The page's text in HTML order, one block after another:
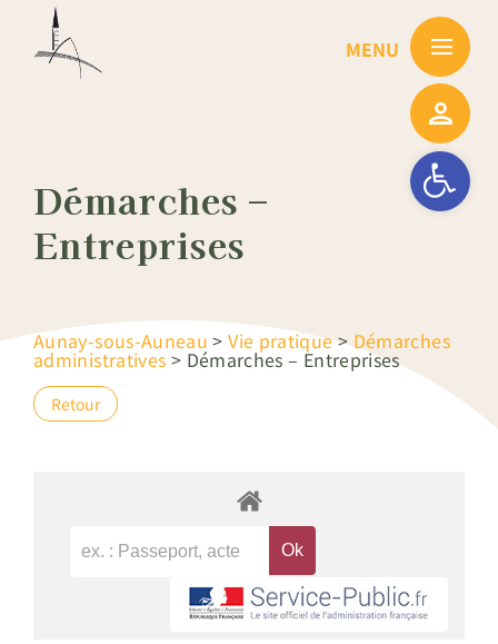
Ouvrir la
Démarches –
Entreprises
Aunay-sous-Auneau >Vie pratique>Démarches
administratives > Démarches – Entreprises
Retour